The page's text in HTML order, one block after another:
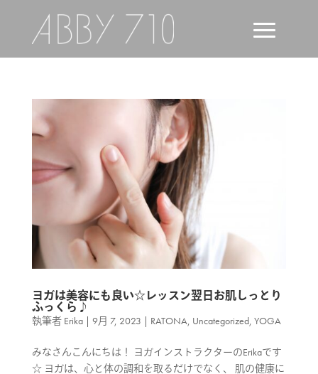
ヨガは美容にも良い☆レッスン翌日お肌しっとり
ふっくら♪
執筆者 Erika| 9月 7, 2023 | RATONA, Uncategorized, YOGA
みなさんこんにちは！ ヨガインストラクターのErikaです
☆ ヨガは、心と体の調和を取るだけでなく、 肌の健康に